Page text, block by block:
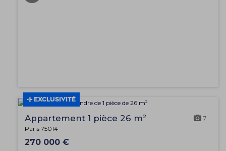
EXCLUSIVITÉ
Appartement 1 pièce 26 m² 7
Paris 75014
270 000 €